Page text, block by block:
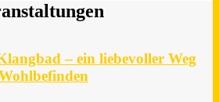
– ein liebevoller Weg